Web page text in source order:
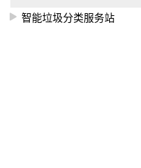
智能垃圾分类服务站